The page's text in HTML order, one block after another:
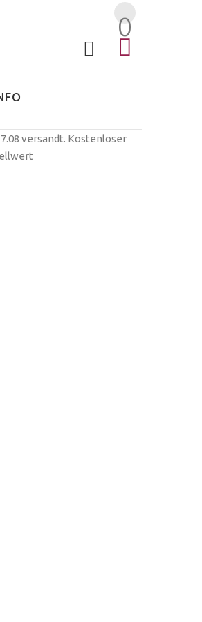
0
versandt. Kostenloser